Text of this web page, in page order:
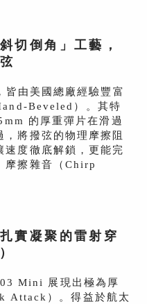
切倒角」工藝，
由美國總廠經驗豐富
Beveled）。其特
的厚重彈片在滑過
將撥弦的物理摩擦阻
速度徹底解鎖，更能完
摩擦雜音（Chirp
實凝聚的雷射穿
Mini 展現出極為厚
Attack）。得益於航太